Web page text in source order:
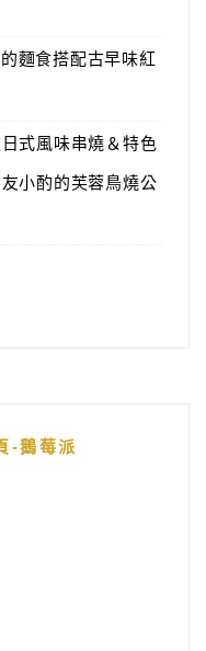
麵食搭配古早味紅
式風味串燒＆特色
小酌的芙蓉鳥燒公
-鵝莓派